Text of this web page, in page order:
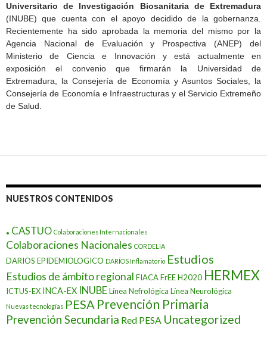
Universitario de Investigación Biosanitaria de Extremadura
(INUBE) que cuenta con el apoyo decidido de la gobernanza.
Recientemente ha sido aprobada la memoria del mismo por la
Agencia Nacional de Evaluación y Prospectiva (ANEP) del
Ministerio de Ciencia e Innovación y está actualmente en
exposición el convenio que firmarán la Universidad de
Extremadura, la Consejería de Economía y Asuntos Sociales, la
Consejería de Economía e Infraestructuras y el Servicio Extremeño
de Salud.
NUESTROS CONTENIDOS
. CASTUO Colaboraciones Internacionales
Colaboraciones Nacionales CORDELIA
DARIOS EPIDEMIOLOGICO DARÍOS Inflamatorio Estudios
Estudios de ámbito regional FIACAFrEEH2020 HERMEX
ICTUS-EX INCA-EX INUBELínea Nefrológica Línea Neurológica
Nuevas tecnologías PESA Prevención Primaria
Prevención Secundaria Red PESA Uncategorized